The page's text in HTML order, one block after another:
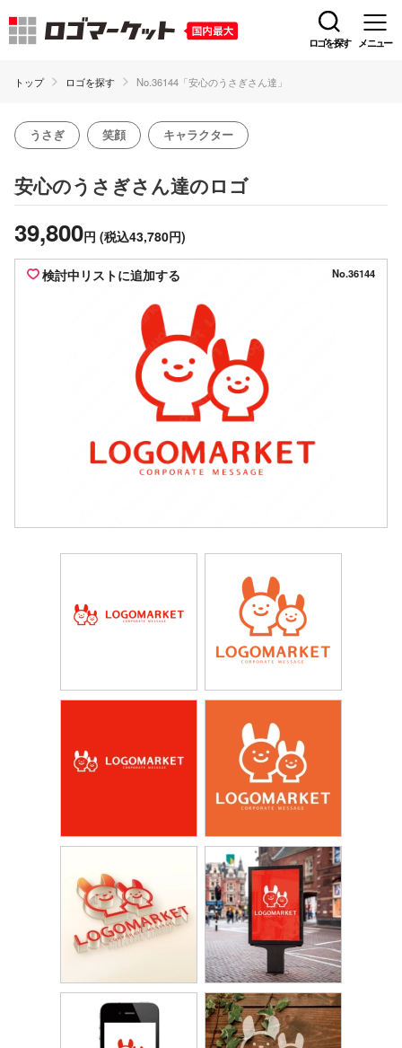
ロゴを探す メニュー
トップ ロゴを探す No.36144「安心のうさぎさん達」
うさぎ 笑顔 キャラクター
安心のうさぎさん達のロゴ
39,800円 (税込43,780円)
検討中リストに追加する No.36144